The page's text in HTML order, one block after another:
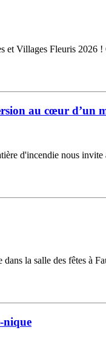
Villages Fleuris 2026
au cœur d’un
d'incendie nous
dans la salle des fêtes
nique